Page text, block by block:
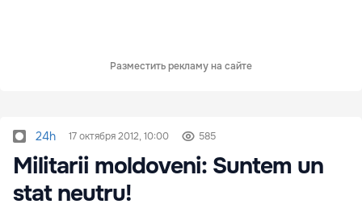
Разместить рекламу на сайте
24h 17 октября 2012, 10:00 585
Militarii moldoveni: Suntem un
stat neutru!